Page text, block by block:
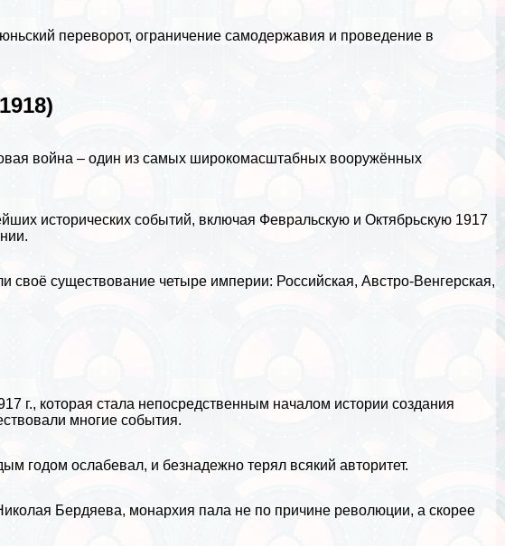
переворот, ограничение самодержавия и проведение в
война – один из самых широкомасштабных вооружённых
исторических событий, включая Февральскую и Октябрьскую 1917
.
своё существование четыре империи: Российская, Австро-Венгерская,
г., которая стала непосредственным началом истории создания
многие события.
годом ослабевал, и безнадежно терял всякий авторитет.
Бердяева, монархия пала не по причине революции, а скорее